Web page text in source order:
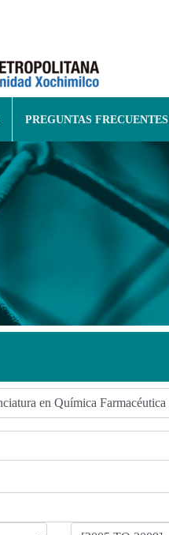
PREGUNTAS FRECUENTES